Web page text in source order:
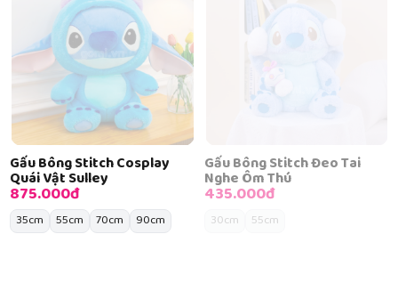
Gấu Bông Stitch Cosplay
Quái Vật Sulley
875.000đ
35cm 55cm 70cm 90cm
Gấu Bông Stitch Đeo Tai
Nghe Ôm Thú
435.000đ
30cm 55cm